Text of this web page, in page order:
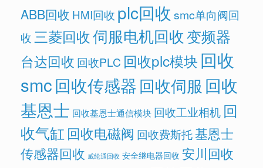
ABB回收 HMI回收 plc回收 smc单向阀回
收三菱回收伺服电机回收变频器
台达回收 回收PLC 回收plc模块 回收
smc回收传感器回收伺服 回收
基恩士 回收基恩士通信模块 回收工业相机 回
收气缸 回收电磁阀 回收费斯托基恩士
传感器回收 威纶通回收 安全继电器回收 安川回收